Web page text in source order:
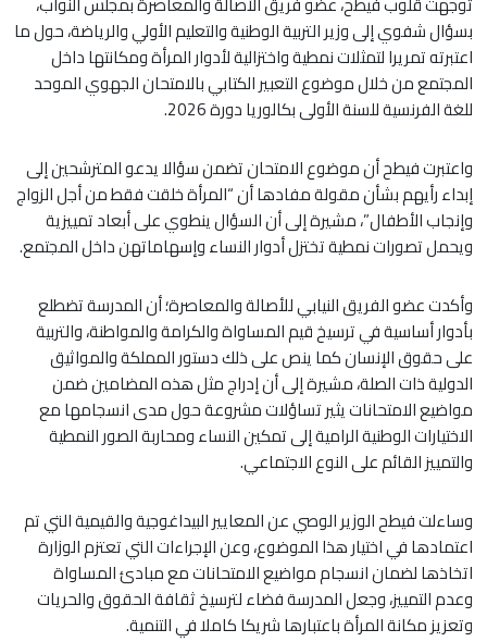
بسؤال شفوي إلى وزير التربية الوطنية والتعليم الأولي والرياضة، حول ما
اعتبرته تمريرا لتمثلات نمطية واختزالية لأدوار المرأة ومكانتها داخل
المجتمع من خلال موضوع التعبير الكتابي بالامتحان الجهوي الموحد
للغة الفرنسية للسنة الأولى بكالوريا دورة 2026.
واعتبرت فيطح أن موضوع الامتحان تضمن سؤالا يدعو المترشحين إلى
إبداء رأيهم بشأن مقولة مفادها أن “المرأة خلقت فقط من أجل الزواج
وإنجاب الأطفال”، مشيرة إلى أن السؤال ينطوي على أبعاد تمييزية
ويحمل تصورات نمطية تختزل أدوار النساء وإسهاماتهن داخل المجتمع.
وأكدت عضو الفريق النيابي للأصالة والمعاصرة؛ أن المدرسة تضطلع
بأدوار أساسية في ترسيخ قيم المساواة والكرامة والمواطنة، والتربية
على حقوق الإنسان كما ينص على ذلك دستور المملكة والمواثيق
الدولية ذات الصلة، مشيرة إلى أن إدراج مثل هذه المضامين ضمن
مواضيع الامتحانات يثير تساؤلات مشروعة حول مدى انسجامها مع
الاختيارات الوطنية الرامية إلى تمكين النساء ومحاربة الصور النمطية
والتمييز القائم على النوع الاجتماعي.
وساءلت فيطح الوزير الوصي عن المعايير البيداغوجية والقيمية التي تم
اعتمادها في اختيار هذا الموضوع، وعن الإجراءات التي تعتزم الوزارة
اتخاذها لضمان انسجام مواضيع الامتحانات مع مبادئ المساواة
وعدم التمييز، وجعل المدرسة فضاء لترسيخ ثقافة الحقوق والحريات
وتعزيز مكانة المرأة باعتبارها شريكا كاملا في التنمية.